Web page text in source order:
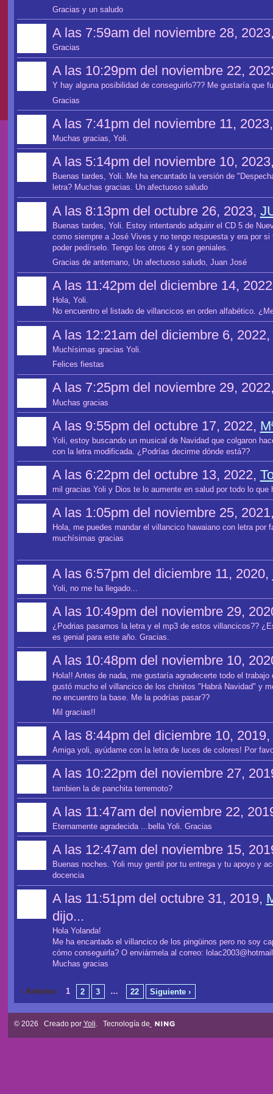
Gracias y un saludo
A las 7:59am del noviembre 28,
Gracias
A las 10:29pm del noviembre 22,
Y hay alguna posibilidad de conseguirlo??? Me gustaría que
Gracias
A las 7:41pm del noviembre 11,
Muchas gracias, Yoli.
A las 5:14pm del noviembre 10,
Buenas tardes, Yoli. Me ha encantado la versión de
letra? Muchas gracias. Un afectuoso saludo
A las 8:13pm del octubre 26, 2023,
Buenas tardes, Yoli. Estoy intentando adquirir el CD 5 de
como siempre a José Vives y no tengo respuesta y era por
poder pedírselo. Tengo los otros 4 y son geniales.
Gracias de antemano, Un afectuoso saludo, Juan José
A las 11:42pm del diciembre 14,
Hola, Yoli.
No encuentro el listado de villancicos en orden alfabético.
A las 12:21am del diciembre 6, 2022,
Muchísimas gracias Yoli.
Felices fiestas
A las 7:25pm del noviembre 29,
Muchas gracias
A las 9:55pm del octubre 17, 2022,
Yoli, estoy buscando un musical de Navidad que colgaron
con la letra modificada. ¿Podrías decirme dónde está??
A las 6:22pm del octubre 13, 2022,
mil gracias Yoli y Dios te lo aumente en salud por todo lo que
A las 1:05pm del noviembre 25,
Hola, me puedes mandar el villancico hawaiano con letra por
muchísimas gracias
A las 6:57pm del diciembre 11, 2020,
Yoli, no me ha llegado...
A las 10:49pm del noviembre 29,
¿Podrias pasarnos la letra y el mp3 de estos villancicos??
es genial para este año. Gracias.
A las 10:48pm del noviembre 10,
Hola!! Antes de nada, me gustaría agradecerte todo el
gustó mucho el villancico de los chinitos "Habrá Navidad" y
no encuentro la base. Me la podrías pasar??
Mil gracias!!
A las 8:44pm del diciembre 10, 2019,
Amiga yoli, ayúdame con la letra de luces de colores! Por
A las 10:22pm del noviembre 27,
tambien la de panchita terremoto?
A las 11:47am del noviembre 22,
Eternamente agradecida ...bella Yoli. Gracias
A las 12:47am del noviembre 15,
Buenas noches. Yoli muy gentil por tu entrega y tu apoyo y
docencia
A las 11:51pm del octubre 31, 2019,
dijo...
Hola Yolanda!
Me ha encantado el villancico de los pingüinos pero no soy
cómo conseguirla? O enviármela al correo:
Muchas gracias
‹ Anterior 1 2 3 … 22 Siguiente ›
© 2026 Creado por Yoli. Tecnología de